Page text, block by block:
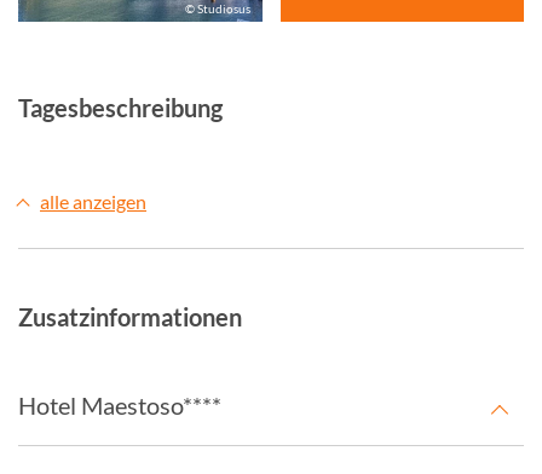
© Studiosus
Tagesbeschreibung
alle anzeigen
Zusatzinformationen
Hotel Maestoso****